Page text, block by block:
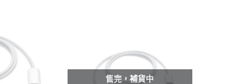
售完，補貨中